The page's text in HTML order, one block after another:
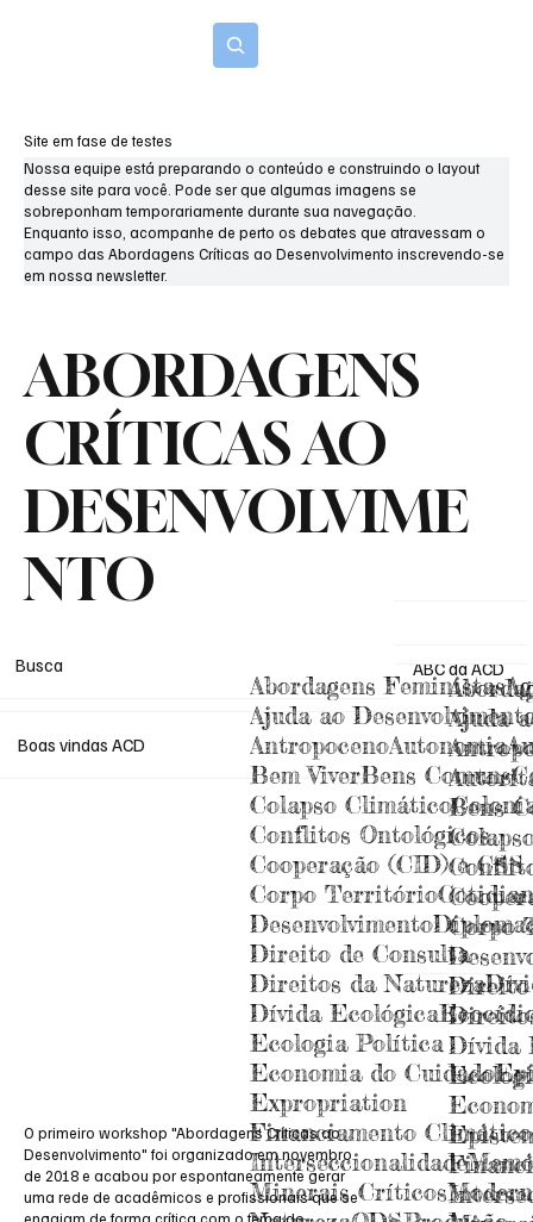
Site em fase de testes
Nossa equipe está preparando o conteúdo e construindo o layout
desse site para você. Pode ser que algumas imagens se
sobreponham temporariamente durante sua navegação.
Enquanto isso, acompanhe de perto os debates que atravessam o
campo das Abordagens Críticas ao Desenvolvimento inscrevendo-se
em nossa newsletter.
ABORDAGENS
CRÍTICAS AO
DESENVOLVIME
NTO
Busca
Boas vindas ACD
O primeiro workshop "Abordagens Críticas ao
Desenvolvimento" foi organizado em novembro
de 2018 e acabou por espontaneamente gerar
uma rede de acadêmicos e profissionais que se
ABC da ACD
Abordagens Feministas
Ajuda ao
AntropocenoAutonomia
Bem ViverBens Comuns
Colapso Climático
Conflitos Ontológicos
Cooperação (CID) e CSS
Corpo Território
Desenvolvimento
Direito de Consulta
Direitos da Natureza
Dívida Ecológica
Ecologia Política
Economia do Cuidado
Expropriation
Financiamento Climático
Interseccionalidade
Minerais Críticos
Ajuda
Bens
Corpo
Direito
Dívida